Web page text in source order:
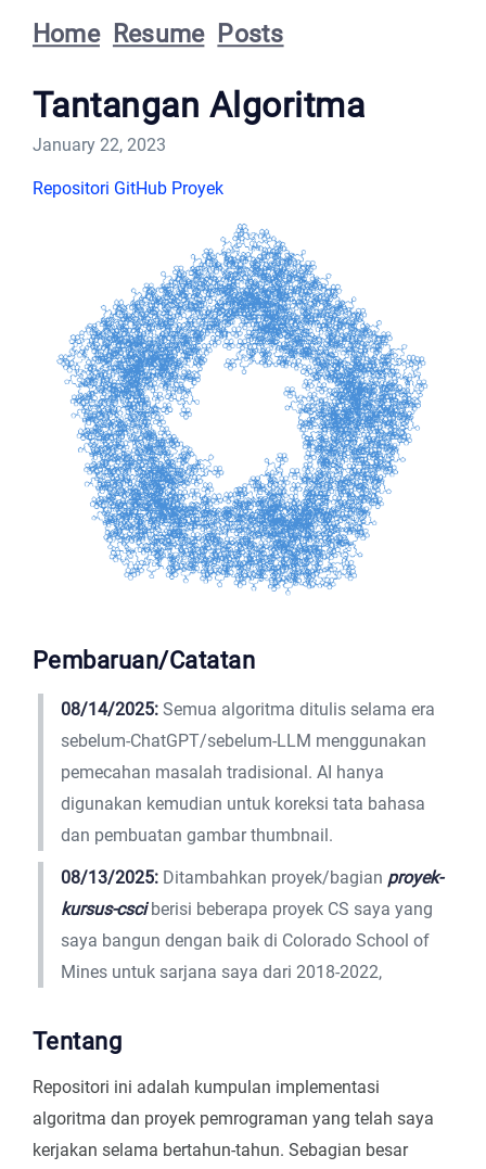
Home Resume Posts
Tantangan Algoritma
January 22, 2023
Repositori GitHub Proyek
Pembaruan/Catatan
08/14/2025:Semua algoritma ditulis selama era
sebelum-ChatGPT/sebelum-LLM menggunakan
pemecahan masalah tradisional. AI hanya
digunakan kemudian untuk koreksi tata bahasa
dan pembuatan gambar thumbnail.
08/13/2025:Ditambahkan proyek/bagian proyek-
kursus-csciberisi beberapa proyek CS saya yang
saya bangun dengan baik di Colorado School of
Mines untuk sarjana saya dari 2018-2022,
Tentang
Repositori ini adalah kumpulan implementasi
algoritma dan proyek pemrograman yang telah saya
kerjakan selama bertahun-tahun. Sebagian besar